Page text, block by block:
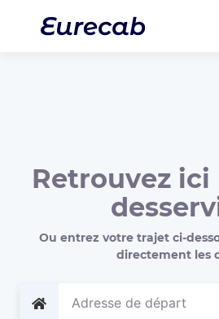
Retrouvez ici
Ou entrez votre trajet ci-
directement les